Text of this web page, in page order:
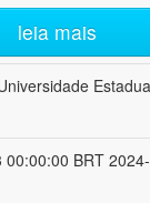
leia mais
00:00:00 BRT